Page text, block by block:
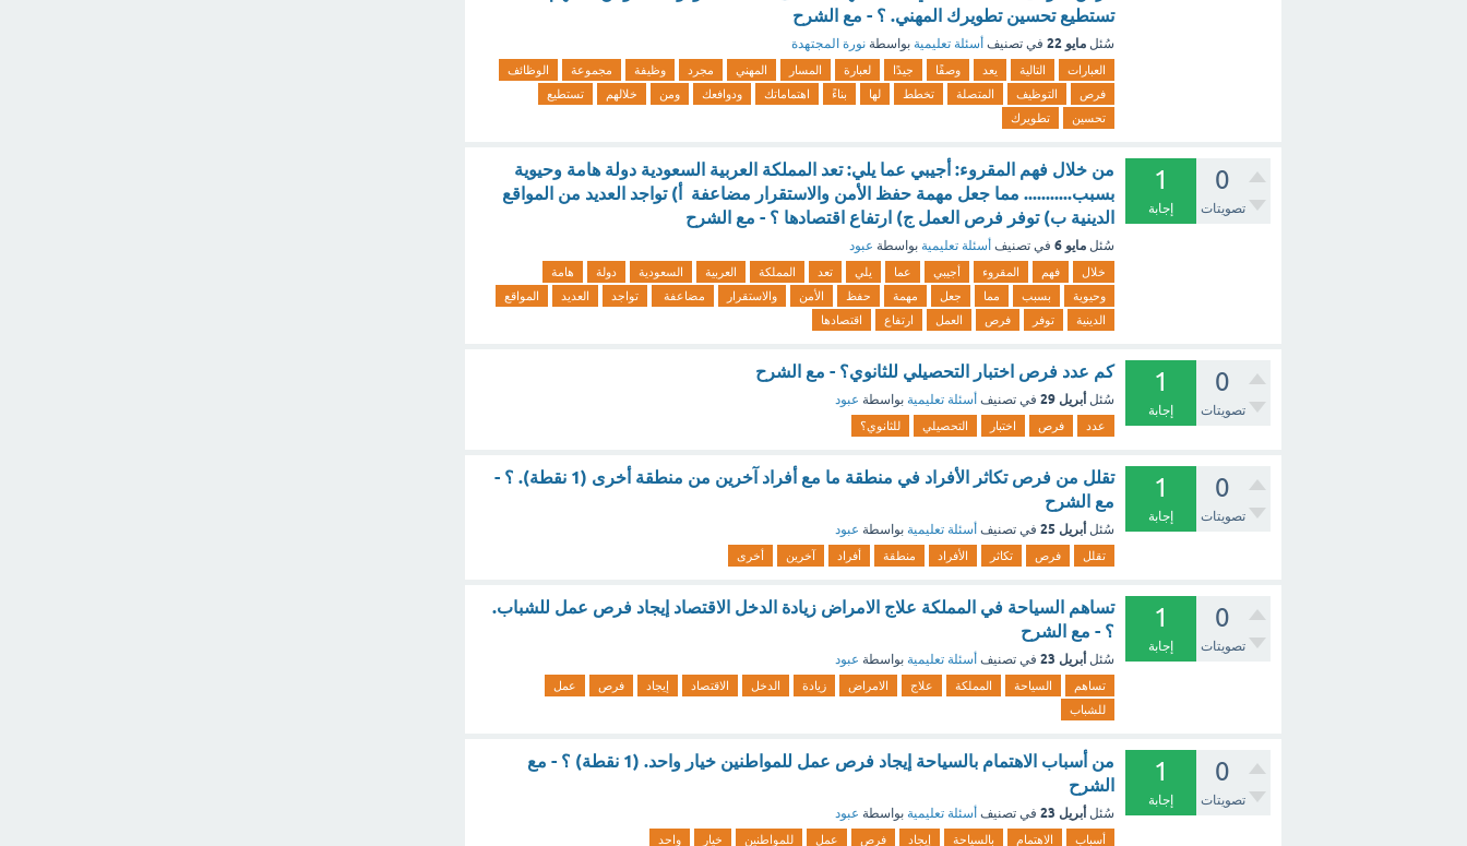
تستطيع تحسين تطويرك المهني. ؟ - مع الشرح
سُئل مايو 22 في تصنيف أسئلة تعليمية بواسطة نورة المجتهدة
العبارات التالية يعد وصفًا جيدًا لعبارة المسار المهني مجرد وظيفة مجموعة
الوظائف
فرص
التوظيف المتصلة تخطط لها بناءً اهتماماتك ودوافعك ومن خلالهم
تستطيع
تحسين
تطويرك
0
تصويتات
1
إجابة
من خلال فهم المقروء: أجيبي عما يلي: تعد المملكة العربية السعودية دولة هامة وحيوية
بسبب........... مما جعل مهمة حفظ الأمن والاستقرار مضاعفة أ) تواجد العديد من المواقع
الدينية ب) توفر فرص العمل ج) ارتفاع اقتصادها ؟ - مع الشرح
سُئل مايو 6 في تصنيف أسئلة تعليمية بواسطة عبود
خلال فهم المقروء أجيبي عما يلي تعد المملكة العربية السعودية دولة
هامة
وحيوية
بسبب مما جعل مهمة حفظ الأمن والاستقرار مضاعفة تواجد العديد
المواقع
الدينية
توفر فرص العمل ارتفاع اقتصادها
0
تصويتات
1
إجابة
كم عدد فرص اختبار التحصيلي للثانوي؟ - مع الشرح
سُئل أبريل 29 في تصنيف أسئلة تعليمية بواسطة عبود
عدد فرص اختبار التحصيلي للثانوي؟
0
تصويتات
1
إجابة
تقلل من فرص تكاثر الأفراد في منطقة ما مع أفراد آخرين من منطقة أخرى (1 نقطة). ؟ -
مع الشرح
سُئل أبريل 25 في تصنيف أسئلة تعليمية بواسطة عبود
تقلل فرص تكاثر الأفراد منطقة أفراد آخرين أخرى
0
تصويتات
1
إجابة
تساهم السياحة في المملكة علاج الامراض زيادة الدخل الاقتصاد إيجاد فرص عمل للشباب.
؟ - مع الشرح
سُئل أبريل 23 في تصنيف أسئلة تعليمية بواسطة عبود
تساهم السياحة المملكة علاج الامراض زيادة الدخل الاقتصاد إيجاد فرص
عمل
للشباب
0
تصويتات
1
إجابة
من أسباب الاهتمام بالسياحة إيجاد فرص عمل للمواطنين خيار واحد. (1 نقطة) ؟ - مع
الشرح
سُئل أبريل 23 في تصنيف أسئلة تعليمية بواسطة عبود
أسباب الاهتمام بالسياحة إيجاد فرص عمل للمواطنين خيار واحد